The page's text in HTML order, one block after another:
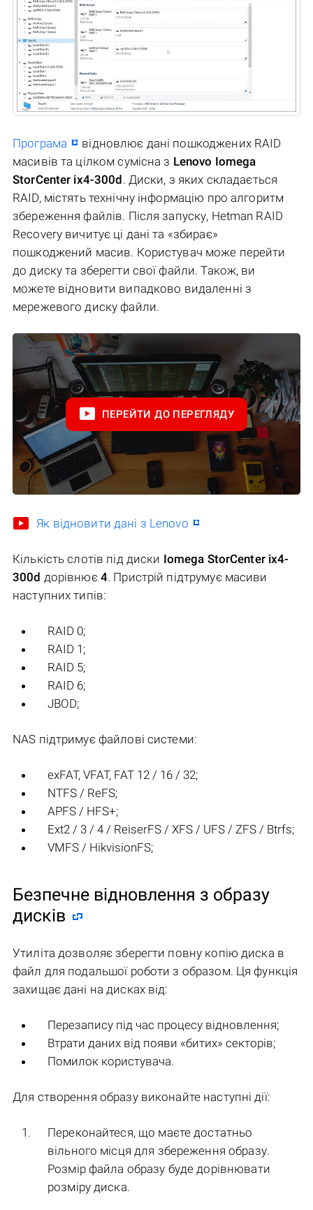
Програма
відновлює дані пошкоджених RAID
масивів та цілком сумісна з Lenovo Iomega
StorCenter ix4-300d. Диски, з яких складається
RAID, містять технічну інформацію про алгоритм
збереження файлів. Після запуску, Hetman RAID
Recovery вичитує ці дані та «збирає»
пошкоджений масив. Користувач може перейти
до диску та зберегти свої файли. Також, ви
можете відновити випадково видаленні з
мережевого диску файли.
ПЕРЕЙТИ ДО ПЕРЕГЛЯДУ
Як відновити дані з Lenovo
Кількість слотів під диски Iomega StorCenter ix4-
300d дорівнює 4. Пристрій підтрумує масиви
наступних типів:
RAID 0;
RAID 1;
RAID 5;
RAID 6;
JBOD;
NAS підтримує файлові системи:
exFAT, VFAT, FAT 12 / 16 / 32;
NTFS / ReFS;
APFS / HFS+;
Ext2 / 3 / 4 / ReiserFS / XFS / UFS / ZFS / Btrfs;
VMFS / HikvisionFS;
Безпечне відновлення з образу
дисків
Утиліта дозволяє зберегти повну копію диска в
файл для подальшої роботи з образом. Ця функція
захищає дані на дисках від:
Перезапису під час процесу відновлення;
Втрати даних від появи «битих» секторів;
Помилок користувача.
Для створення образу виконайте наступні дії:
Переконайтеся, що маєте достатньо
вільного місця для збереження образу.
Розмір файла образу буде дорівнювати
розміру диска.